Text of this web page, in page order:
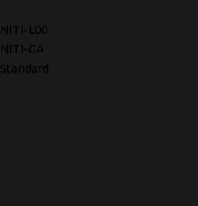
NITI-L00
NITI-GA
Standard